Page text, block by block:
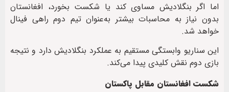
اما اگر بنگلادیش مساوی کند یا شکست بخورد، افغانستان
بدون نیاز به محاسبات بیشتر به‌عنوان تیم دوم راهی فینال
خواهد شد.
این سناریو وابستگی مستقیم به عملکرد بنگلادیش دارد و نتیجه
بازی دوم نقش کلیدی پیدا می‌کند.
شکست افغانستان مقابل پاکستان